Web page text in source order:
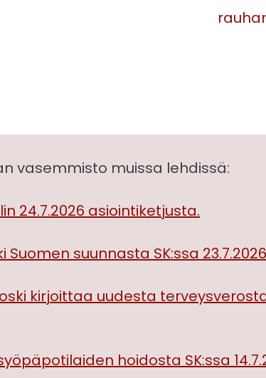
vasemmisto muissa lehdissä:
24.7.2026 asiointiketjusta.
Suomen suunnasta SK:ssa 23.7.2026
kirjoittaa uudesta
hoidosta SK:ssa